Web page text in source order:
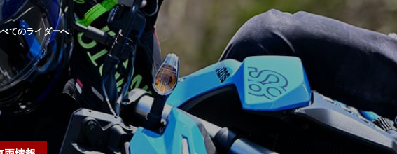
てのライダーへ